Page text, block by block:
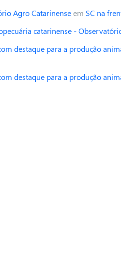
Agro Catarinenseem SC na
catarinense -
destaque para a produção
destaque para a produção